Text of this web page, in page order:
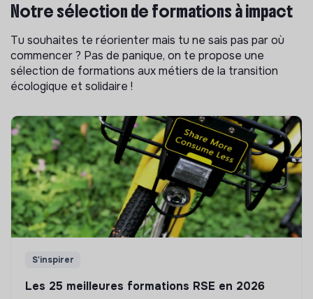
Notre sélection de formations à impact
Tu souhaites te réorienter mais tu ne sais pas par où
commencer ? Pas de panique, on te propose une
sélection de formations aux métiers de la transition
écologique et solidaire !
S'inspirer
Les 25 meilleures formations RSE en 2026